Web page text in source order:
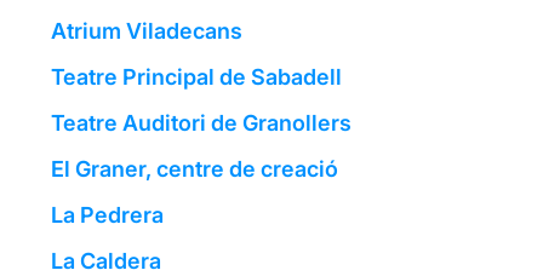
Atrium Viladecans
Teatre Principal de Sabadell
Teatre Auditori de Granollers
El Graner, centre de creació
La Pedrera
La Caldera